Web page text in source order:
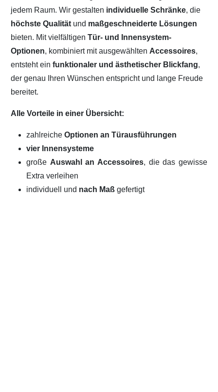
jedem Raum. Wir gestalten individuelle Schränke, die
höchste Qualität und maßgeschneiderte Lösungen
bieten. Mit vielfältigenTür- und Innensystem-
Optionen, kombiniert mit ausgewählten Accessoires,
entsteht einfunktionaler und ästhetischer Blickfang,
der genau Ihren Wünschen entspricht und lange Freude
bereitet.
Alle Vorteile in einer Übersicht:
zahlreicheOptionen an Türausführungen
vier Innensysteme
große Auswahl an Accessoires, die das gewisse
Extra verleihen
individuell und nach Maßgefertigt